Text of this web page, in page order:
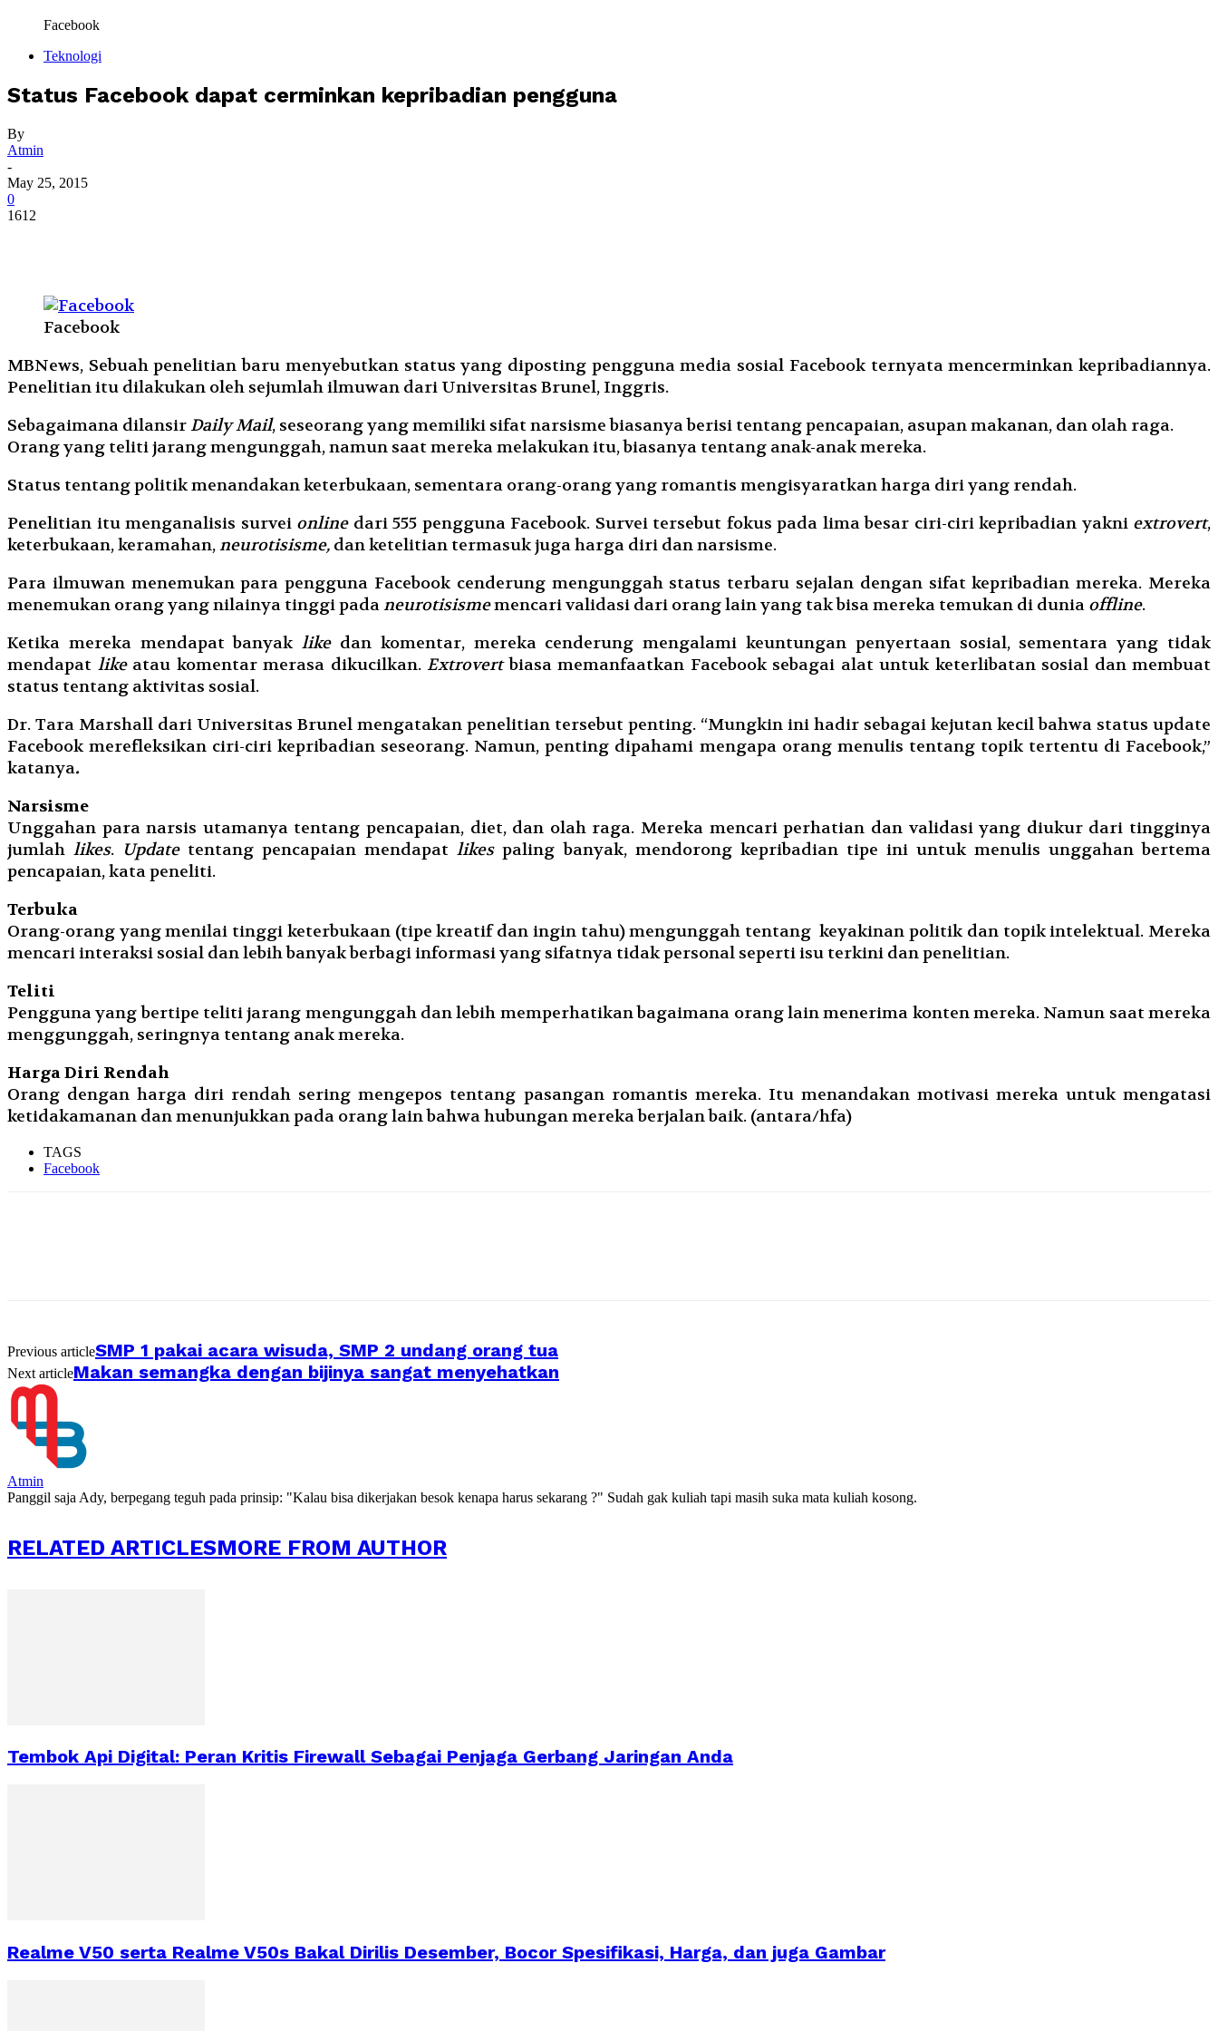
Facebook
Teknologi
Status Facebook dapat cerminkan kepribadian pengguna
By
Atmin
-
May 25, 2015
0
1612
Facebook
MBNews, Sebuah penelitian baru menyebutkan status yang diposting pengguna media sosial Facebook ternyata mencerminkan kepribadiannya.
Penelitian itu dilakukan oleh sejumlah ilmuwan dari Universitas Brunel, Inggris.
Sebagaimana dilansir Daily Mail, seseorang yang memiliki sifat narsisme biasanya berisi tentang pencapaian, asupan makanan, dan olah raga.
Orang yang teliti jarang mengunggah, namun saat mereka melakukan itu, biasanya tentang anak-anak mereka.
Status tentang politik menandakan keterbukaan, sementara orang-orang yang romantis mengisyaratkan harga diri yang rendah.
Penelitian itu menganalisis survei onlinedari 555 pengguna Facebook. Survei tersebut fokus pada lima besar ciri-ciri kepribadian yakni extrovert,
keterbukaan, keramahan,neurotisisme, dan ketelitian termasuk juga harga diri dan narsisme.
Para ilmuwan menemukan para pengguna Facebook cenderung mengunggah status terbaru sejalan dengan sifat kepribadian mereka. Mereka
menemukan orang yang nilainya tinggi padaneurotisismemencari validasi dari orang lain yang tak bisa mereka temukan di dunia offline.
Ketika mereka mendapat banyaklikedan komentar, mereka cenderung mengalami keuntungan penyertaan sosial, sementara yang tidak
mendapat likeatau komentar merasa dikucilkan. Extrovertbiasa memanfaatkan Facebook sebagai alat untuk keterlibatan sosial dan membuat
status tentang aktivitas sosial.
Dr. Tara Marshall dari Universitas Brunel mengatakan penelitian tersebut penting. “Mungkin ini hadir sebagai kejutan kecil bahwa status update
Facebook merefleksikan ciri-ciri kepribadian seseorang. Namun, penting dipahami mengapa orang menulis tentang topik tertentu di Facebook,”
katanya.
Narsisme
Unggahan para narsis utamanya tentang pencapaian, diet, dan olah raga. Mereka mencari perhatian dan validasi yang diukur dari tingginya
jumlahlikes. Updatetentang pencapaian mendapatlikespaling banyak, mendorong kepribadian tipe ini untuk menulis unggahan bertema
pencapaian, kata peneliti.
Terbuka
Orang-orang yang menilai tinggi keterbukaan (tipe kreatif dan ingin tahu) mengunggah tentang keyakinan politik dan topik intelektual. Mereka
mencari interaksi sosial dan lebih banyak berbagi informasi yang sifatnya tidak personal seperti isu terkini dan penelitian.
Teliti
Pengguna yang bertipe teliti jarang mengunggah dan lebih memperhatikan bagaimana orang lain menerima konten mereka. Namun saat mereka
menggunggah, seringnya tentang anak mereka.
Harga Diri Rendah
Orang dengan harga diri rendah sering mengepos tentang pasangan romantis mereka. Itu menandakan motivasi mereka untuk mengatasi
ketidakamanan dan menunjukkan pada orang lain bahwa hubungan mereka berjalan baik. (antara/hfa)
TAGS
Facebook
Previous articleSMP 1 pakai acara wisuda, SMP 2 undang orang tua
Next articleMakan semangka dengan bijinya sangat menyehatkan
Atmin
Panggil saja Ady, berpegang teguh pada prinsip: "Kalau bisa dikerjakan besok kenapa harus sekarang ?" Sudah gak kuliah tapi masih suka mata kuliah kosong.
RELATED ARTICLESMORE FROM AUTHOR
Tembok Api Digital: Peran Kritis Firewall Sebagai Penjaga Gerbang Jaringan Anda
Realme V50 serta Realme V50s Bakal Dirilis Desember, Bocor Spesifikasi, Harga, dan juga Gambar